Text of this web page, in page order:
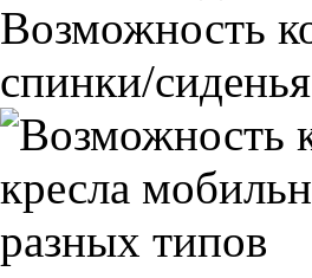
Возможность
спинки/